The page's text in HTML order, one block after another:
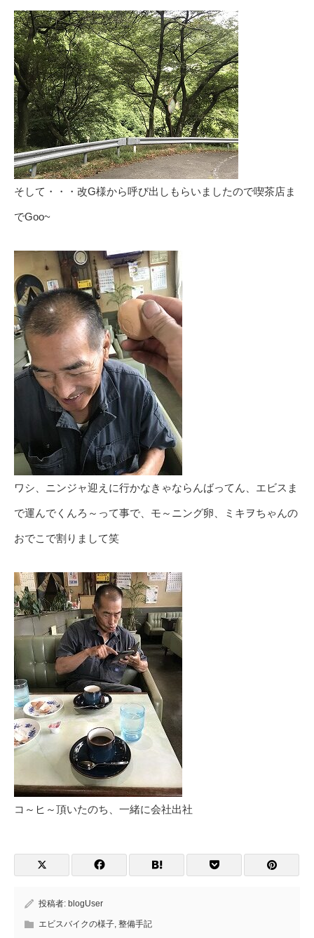
そして・・・改G様から呼び出しもらいましたので喫茶店ま
でGoo~
ワシ、ニンジャ迎えに行かなきゃならんばってん、エビスま
で運んでくんろ～って事で、モ～ニング卵、ミキヲちゃんの
おでこで割りまして笑
コ～ヒ～頂いたのち、一緒に会社出社
投稿者: blogUser
エビスバイクの様子, 整備手記